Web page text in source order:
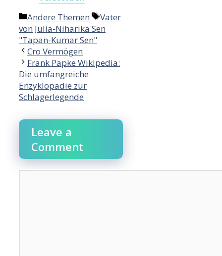
Categories
Andere Themen Tags
Vater
von Julia-Niharika Sen
"Tapan-Kumar Sen"
Cro Vermögen
Frank Papke Wikipedia:
Die umfangreiche
Enzyklopadie zur
Schlagerlegende
Leave a
Comment